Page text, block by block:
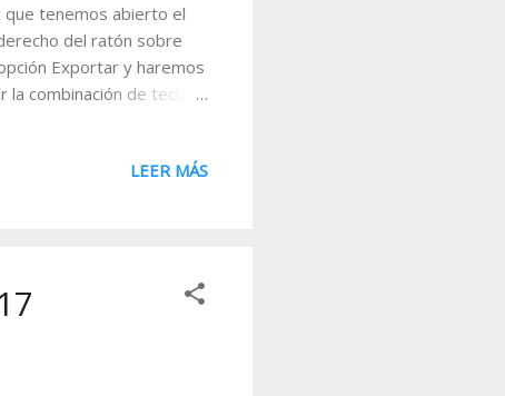
que tenemos abierto el
del ratón sobre
Exportar y haremos
combinación de teclas
LEER MÁS